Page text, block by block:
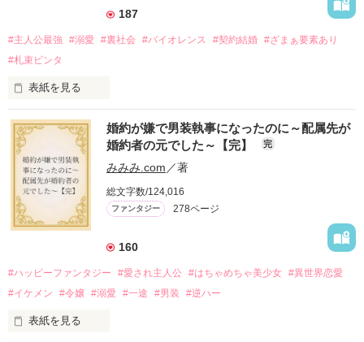
187
#主人公最強 #溺愛 #裏社会 #バイオレンス #契約結婚 #ざまぁ要素あり
#札束ビンタ
表紙を見る
かつては英雄と呼ばれた父は事業で失敗ばかり。
そのせいで極貧生活を送るオリヴィア・ディルムーンは、母が
倒れたことをきっかけに娼婦になり稼ごうと屋敷を飛び出し
た。
娼館（たぶん）の店主は札束でビンタしてくる謎の男。
金と引き換えに雇われたと思いきや……契約結婚だった！？
裏社会を牛耳るロベールは仮面をつけており、謎が多いが幸せ
な結婚生活を満喫中。
そこでロベールを慕うアリスに一方的に敵視され、嫌がらせを
勘違いから始まる初夜騒動に危険ばかりの血まみれ新婚生活。
婚約が嫌で男装執事になったのに～配属先が
婚約者の元でした～【完】
完
みみみ.com／著
総文字数/124,016
ファンタジー 278ページ
160
#ハッピーファンタジー #愛され主人公 #はちゃめちゃ美少女 #異世界恋愛
#イケメン
#令嬢 #溺愛 #一途 #男装 #逆ハー
表紙を見る